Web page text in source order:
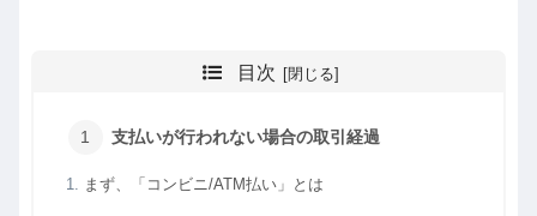
目次
支払いが行われない場合の取引経過
まず、「コンビニ/ATM払い」とは